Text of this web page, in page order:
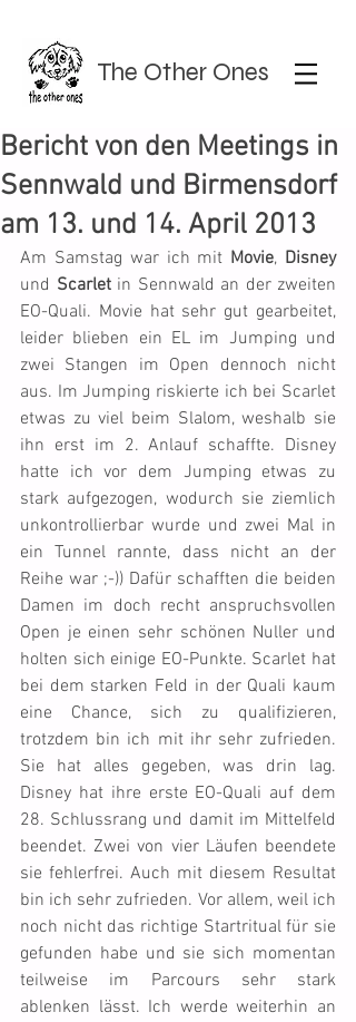
The Other Ones
Bericht von den Meetings in
Sennwald und Birmensdorf
am 13. und 14. April 2013
Am Samstag war ich mit Movie, Disney
und Scarlet in Sennwald an der zweiten
EO-Quali. Movie hat sehr gut gearbeitet,
leider blieben ein EL im Jumping und
zwei Stangen im Open dennoch nicht
aus. Im Jumping riskierte ich bei Scarlet
etwas zu viel beim Slalom, weshalb sie
ihn erst im 2. Anlauf schaffte. Disney
hatte ich vor dem Jumping etwas zu
stark aufgezogen, wodurch sie ziemlich
unkontrollierbar wurde und zwei Mal in
ein Tunnel rannte, dass nicht an der
Reihe war ;-)) Dafür schafften die beiden
Damen im doch recht anspruchsvollen
Open je einen sehr schönen Nuller und
holten sich einige EO-Punkte. Scarlet hat
bei dem starken Feld in der Quali kaum
eine Chance, sich zu qualifizieren,
trotzdem bin ich mit ihr sehr zufrieden.
Sie hat alles gegeben, was drin lag.
Disney hat ihre erste EO-Quali auf dem
28. Schlussrang und damit im Mittelfeld
beendet. Zwei von vier Läufen beendete
sie fehlerfrei. Auch mit diesem Resultat
bin ich sehr zufrieden. Vor allem, weil ich
noch nicht das richtige Startritual für sie
gefunden habe und sie sich momentan
teilweise im Parcours sehr stark
ablenken lässt. Ich werde weiterhin an